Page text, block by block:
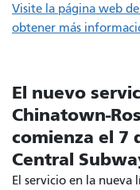
Visite la página web
obtener más
El nuevo
Chinatown-
comienza el 7
Central
El servicio en la nueva